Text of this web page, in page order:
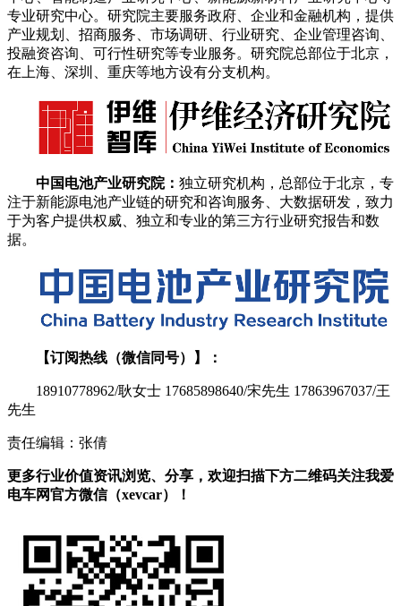
专业研究中心。研究院主要服务政府、企业和金融机构，提供
产业规划、招商服务、市场调研、行业研究、企业管理咨询、
投融资咨询、可行性研究等专业服务。研究院总部位于北京，
在上海、深圳、重庆等地方设有分支机构。
中国电池产业研究院： 独立研究机构，总部位于北京，专
注于新能源电池产业链的研究和咨询服务、大数据研发，致力
于为客户提供权威、独立和专业的第三方行业研究报告和数
据。
【订阅热线（微信同号）】：
18910778962/耿女士 17685898640/宋先生 17863967037/王
先生
责任编辑：张倩
更多行业价值资讯浏览、分享，欢迎扫描下方二维码关注我爱
电车网官方微信（xevcar）！